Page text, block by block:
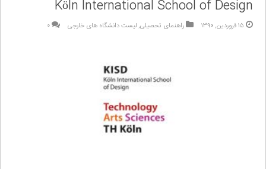
Köln International School of Design
۱۵ فروردین, ۱۳۹۰ راهنمای تحصیلی,لیست دانشگاه های خارجی ۰